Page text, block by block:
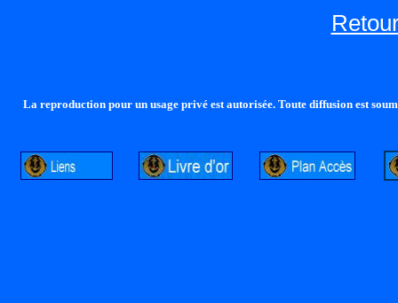
La reproduction pour un usage privé est autorisée. Toute diffusion est